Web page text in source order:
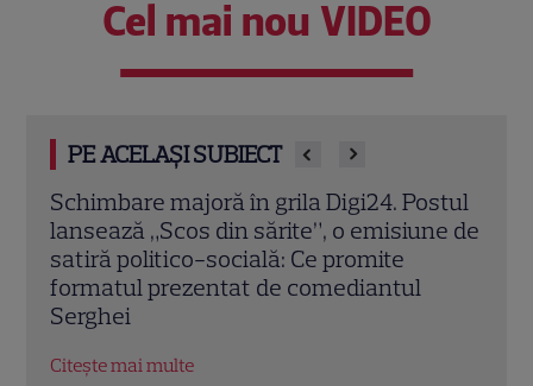
Cel mai nou VIDEO
PE ACELAȘI SUBIECT
iNicolas (Nicolas Manafu), despre
emisiunea NEXTgen de la Digi 24 și mitul
generației leneșe. „Telefonul este biroul
meu mobil”. EXCLUSIV
Citește mai multe